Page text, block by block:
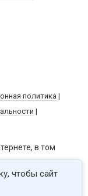
политика |
|
в том
чтобы сайт